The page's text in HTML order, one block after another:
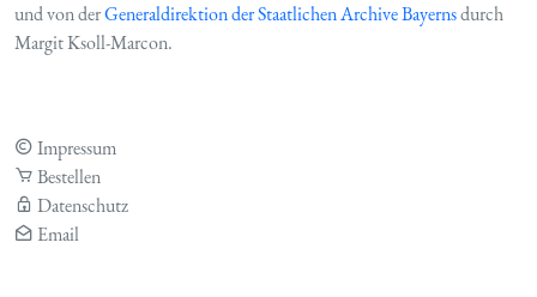
und von derGeneraldirektion der Staatlichen Archive Bayernsdurch
Margit Ksoll-Marcon.
Impressum
Bestellen
Datenschutz
Email